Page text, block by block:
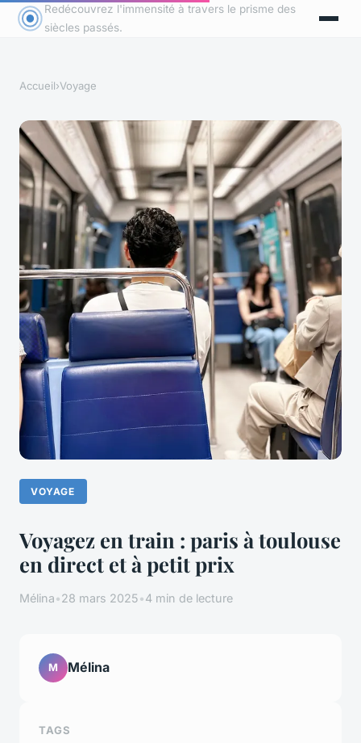
Redécouvrez l'immensité à travers le prisme des
siècles passés.
Accueil›Voyage
VOYAGE
Voyagez en train : paris à toulouse
en direct et à petit prix
Mélina•28 mars 2025•4 min de lecture
M Mélina
TAGS